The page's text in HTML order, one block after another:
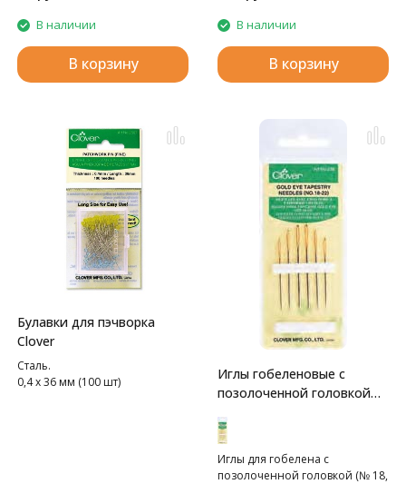
В наличии
В корзину
рабочей поверхности иглы 55
мм, толщина 0.5 мм.
В наличии
В корзину
Булавки для пэчворка
Clover
Сталь.
0,4 х 36 мм (100 шт)
Иглы гобеленовые с
позолоченной головкой
Иглы для гобелена с
позолоченной головкой (№ 18,